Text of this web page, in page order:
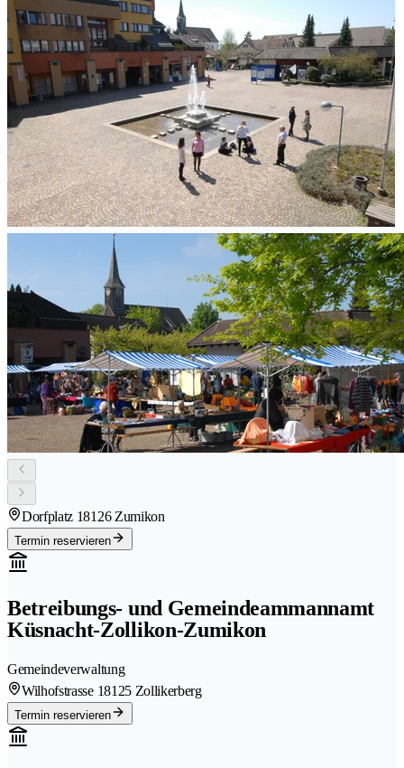
Dorfplatz 18126 Zumikon
Termin reservieren
Betreibungs- und Gemeindeammannamt
Küsnacht-Zollikon-Zumikon
Gemeindeverwaltung
Wilhofstrasse 18125 Zollikerberg
Termin reservieren